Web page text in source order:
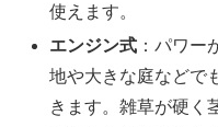
使えます。
エンジン式 ：パワー
地や大きな庭などで
きます。雑草が硬く